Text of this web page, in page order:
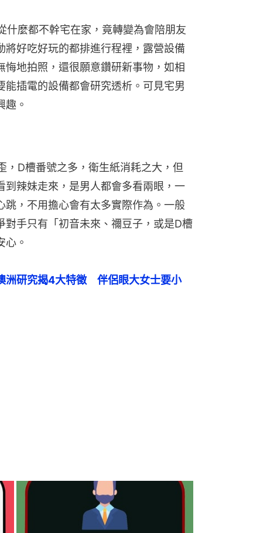
什麼都不幹宅在家，竟轉變為會陪朋友
好吃好玩的都排進行程裡，露營設備
地拍照，還很願意鑽研新事物，如相
插電的設備都會研究透析。可見宅男
趣。
，D槽番號之多，衛生紙消耗之大，但
到辣妹走來，是男人都會多看兩眼，一
，不用擔心會有太多實際作為。一般
對手只有「初音未來、禰豆子，或是D槽
心。
洲研究揭4大特徵　伴侶眼大女士要小
+